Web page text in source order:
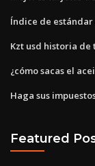
Índice de
Kzt usd historia de
¿cómo sacas el
Haga sus
Featured